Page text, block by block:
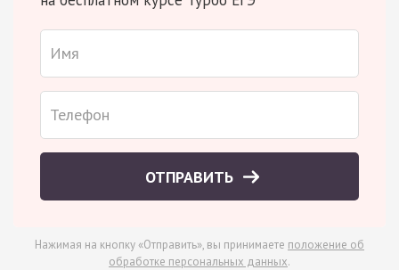
ОТПРАВИТЬ
Нажимая на кнопку «Отправить», вы принимаете положение об
обработке персональных данных.